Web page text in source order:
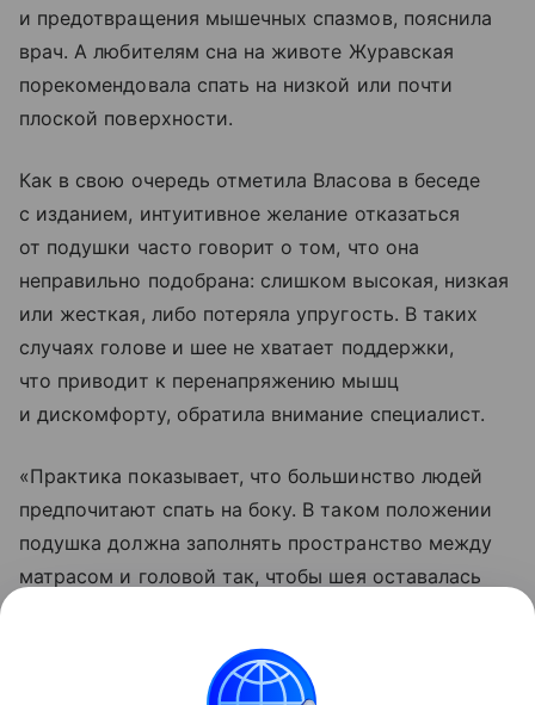
и предотвращения мышечных спазмов, пояснила
врач. А любителям сна на животе Журавская
порекомендовала спать на низкой или почти
плоской поверхности.
Как в свою очередь отметила Власова в беседе
с изданием, интуитивное желание отказаться
от подушки часто говорит о том, что она
неправильно подобрана: слишком высокая, низкая
или жесткая, либо потеряла упругость. В таких
случаях голове и шее не хватает поддержки,
что приводит к перенапряжению мышц
и дискомфорту, обратила внимание специалист.
«Практика показывает, что большинство людей
предпочитают спать на боку. В таком положении
подушка должна заполнять пространство между
матрасом и головой так, чтобы шея оставалась
или вниз. Как правило, для сна на боку подходят
подушки высотой 10−14 сантиметров, однако